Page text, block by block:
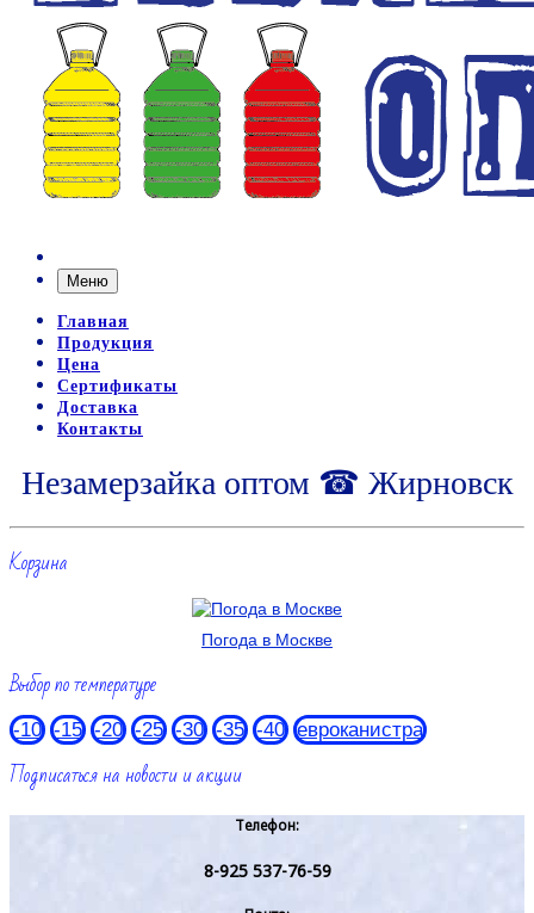
Меню
Главная
Продукция
Цена
Сертификаты
Доставка
Контакты
Незамерзайка оптом ☎ Жирновск
Корзина
Погода в Москве
Выбор по температуре
-10 -15 -20 -25 -30 -35 -40 евроканистра
Подписаться на новости и акции
Телефон:
8-925 537-76-59